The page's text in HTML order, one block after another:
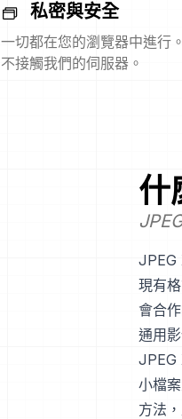
私密與安全
一切都在您的瀏覽器中進行
不接觸我們的伺服器。
什
JPEG
現有
會合
通用
JPEG
小檔
方法